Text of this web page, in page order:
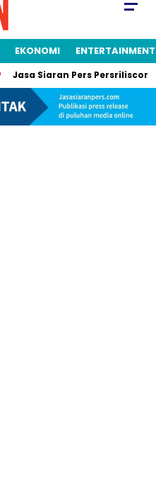
EKONOMI ENTERTAINMENT
Jasa Siaran Pers Persriliscom